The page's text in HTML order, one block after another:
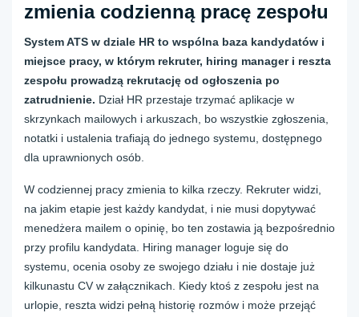
zmienia codzienną pracę zespołu
System ATS w dziale HR to wspólna baza kandydatów i
miejsce pracy, w którym rekruter, hiring manager i reszta
zespołu prowadzą rekrutację od ogłoszenia po
zatrudnienie. Dział HR przestaje trzymać aplikacje w
skrzynkach mailowych i arkuszach, bo wszystkie zgłoszenia,
notatki i ustalenia trafiają do jednego systemu, dostępnego
dla uprawnionych osób.
W codziennej pracy zmienia to kilka rzeczy. Rekruter widzi,
na jakim etapie jest każdy kandydat, i nie musi dopytywać
menedżera mailem o opinię, bo ten zostawia ją bezpośrednio
przy profilu kandydata. Hiring manager loguje się do
systemu, ocenia osoby ze swojego działu i nie dostaje już
kilkunastu CV w załącznikach. Kiedy ktoś z zespołu jest na
urlopie, reszta widzi pełną historię rozmów i może przejąć